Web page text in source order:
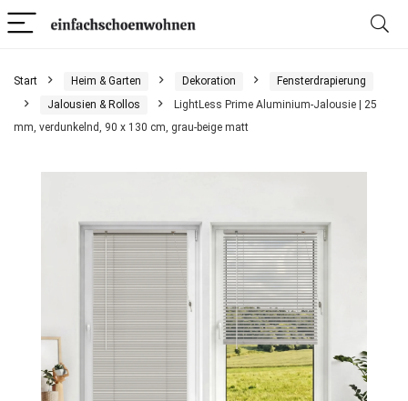
Start Heim & Garten Dekoration
Fensterdrapierung
Jalousien & Rollos
LightLess Prime Aluminium-Jalousie | 25
mm, verdunkelnd, 90 x 130 cm, grau-beige matt